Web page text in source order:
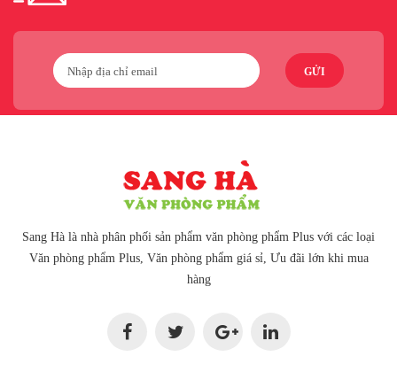
GỬI
Sang Hà là nhà phân phối sản phẩm văn phòng phẩm Plus với các loại
Văn phòng phẩm Plus, Văn phòng phẩm giá sỉ, Ưu đãi lớn khi mua
hàng